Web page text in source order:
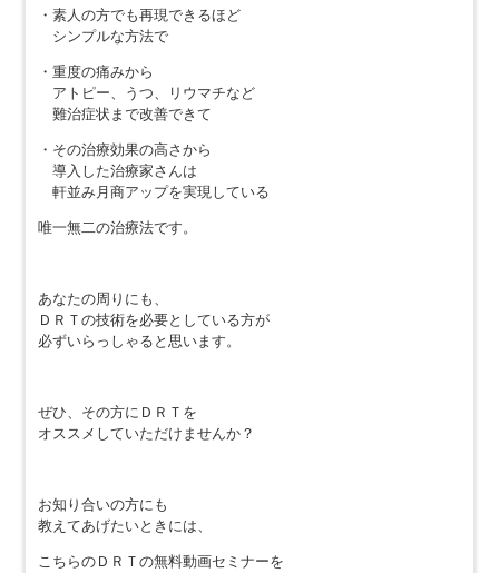
・素人の方でも再現できるほど
シンプルな方法で
・重度の痛みから
アトピー、うつ、リウマチなど
難治症状まで改善できて
・その治療効果の高さから
導入した治療家さんは
軒並み月商アップを実現している
唯一無二の治療法です。
あなたの周りにも、
ＤＲＴの技術を必要としている方が
必ずいらっしゃると思います。
ぜひ、その方にＤＲＴを
オススメしていただけませんか？
お知り合いの方にも
教えてあげたいときには、
こちらのＤＲＴの無料動画セミナーを